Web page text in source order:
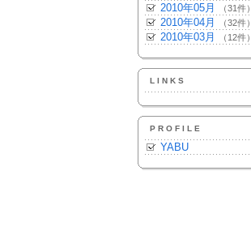
2010年05月 （31件）
2010年04月 （32件）
2010年03月 （12件）
LINKS
PROFILE
YABU